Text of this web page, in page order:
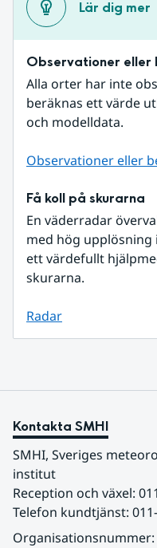
Lär dig mer
Observationer eller
Alla orter har inte
beräknas ett värde
och modelldata.
Observationer eller
Få koll på skurarna
En väderradar
med hög upplösning
ett värdefullt
skurarna.
Radar
Kontakta SMHI
SMHI, Sveriges
institut
Reception och växel:
Telefon kundtjänst:
Organisationsnummer: